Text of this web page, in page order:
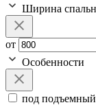
Ширина
от
Особенности
под